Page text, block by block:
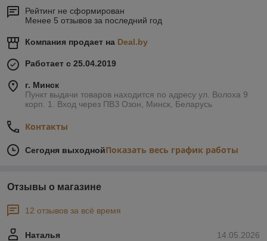
Рейтинг не сформирован
Менее 5 отзывов за последний год
Компания продает на Deal.by
Работает с 25.04.2019
г. Минск
Пункт выдачи товаров находится по адресу ул. Волоха 9
корп. 1. Вход через ПВЗ Озон, Минск, Беларусь
Контакты
Сегодня выходнойПоказать весь график работы
Отзывы о магазине
12 отзывов за всё время
14.05.2026
Наталья